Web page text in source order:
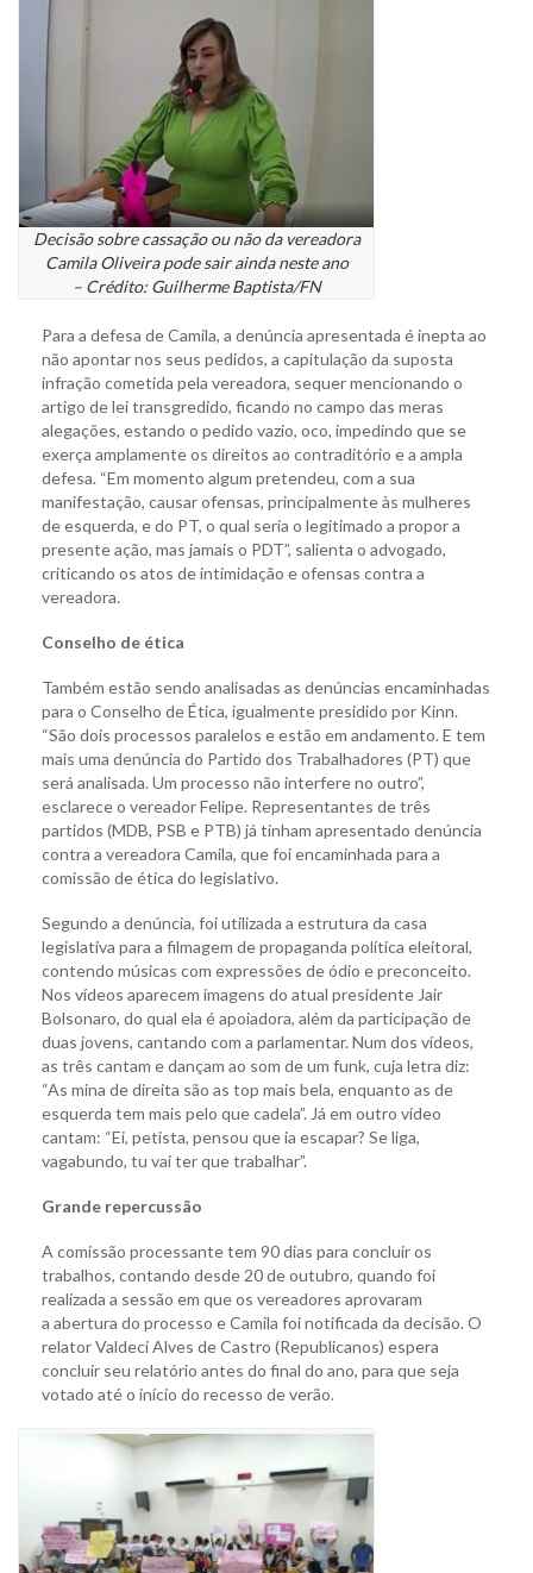
Decisão sobre cassação ou não da vereadora
Camila Oliveira pode sair ainda neste ano
– Crédito: Guilherme Baptista/FN
Para a defesa de Camila, a denúncia apresentada é inepta ao
não apontar nos seus pedidos, a capitulação da suposta
infração cometida pela vereadora, sequer mencionando o
artigo de lei transgredido, ficando no campo das meras
alegações, estando o pedido vazio, oco, impedindo que se
exerça amplamente os direitos ao contraditório e a ampla
defesa. “Em momento algum pretendeu, com a sua
manifestação, causar ofensas, principalmente às mulheres
de esquerda, e do PT, o qual seria o legitimado a propor a
presente ação, mas jamais o PDT”, salienta o advogado,
criticando os atos de intimidação e ofensas contra a
vereadora.
Conselho de ética
Também estão sendo analisadas as denúncias encaminhadas
para o Conselho de Ética, igualmente presidido por Kinn.
“São dois processos paralelos e estão em andamento. E tem
mais uma denúncia do Partido dos Trabalhadores (PT) que
será analisada. Um processo não interfere no outro”,
esclarece o vereador Felipe. Representantes de três
partidos (MDB, PSB e PTB) já tinham apresentado denúncia
contra a vereadora Camila, que foi encaminhada para a
comissão de ética do legislativo.
Segundo a denúncia, foi utilizada a estrutura da casa
legislativa para a filmagem de propaganda política eleitoral,
contendo músicas com expressões de ódio e preconceito.
Nos vídeos aparecem imagens do atual presidente Jair
Bolsonaro, do qual ela é apoiadora, além da participação de
duas jovens, cantando com a parlamentar. Num dos vídeos,
as três cantam e dançam ao som de um funk, cuja letra diz:
“As mina de direita são as top mais bela, enquanto as de
esquerda tem mais pelo que cadela”. Já em outro vídeo
cantam: “Ei, petista, pensou que ia escapar? Se liga,
vagabundo, tu vai ter que trabalhar”.
Grande repercussão
A comissão processante tem 90 dias para concluir os
trabalhos, contando desde 20 de outubro, quando foi
realizada a sessão em que os vereadores aprovaram
a abertura do processo e Camila foi notificada da decisão. O
relator Valdeci Alves de Castro (Republicanos) espera
concluir seu relatório antes do final do ano, para que seja
votado até o início do recesso de verão.